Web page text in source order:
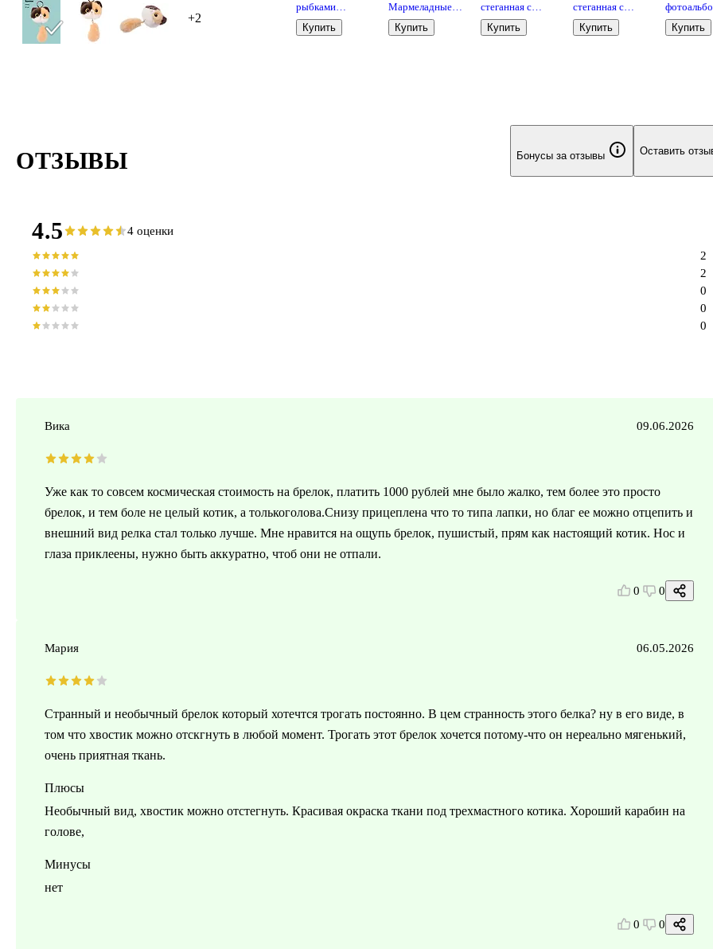
+2
рыбками
(текстиль) (12см)
(12-1644-
Купить
Мармеладные
мишки (акрил)
(12-09165-B99)
Купить
стеганная с
объёмной
ручкой (розовая)
Купить
стеганная с
объёмной
ручкой
Купить
Сердце
(6,5х5,5)
Купить
ОТЗЫВЫ Бонусы за отзывы Оставить
4.5 4 оценки
0
0
0
2
2
Вика 09.06.2026
Уже как то совсем космическая стоимость на брелок, платить 1000 рублей мне было жалко, тем более это просто
брелок, и тем боле не целый котик, а толькоголова.Снизу прицеплена что то типа лапки, но благ ее можно отцепить и
внешний вид релка стал только лучше. Мне нравится на ощупь брелок, пушистый, прям как настоящий котик. Нос и
глаза приклеены, нужно быть аккуратно, чтоб они не отпали.
0 0
Мария 06.05.2026
Странный и необычный брелок который хотечтся трогать постоянно. В цем странность этого белка? ну в его виде, в
том что хвостик можно отскгнуть в любой момент. Трогать этот брелок хочется потому-что он нереально мягенький,
очень приятная ткань.
Плюсы
Необычный вид, хвостик можно отстегнуть. Красивая окраска ткани под трехмастного котика. Хороший карабин на
голове,
Минусы
нет
0 0